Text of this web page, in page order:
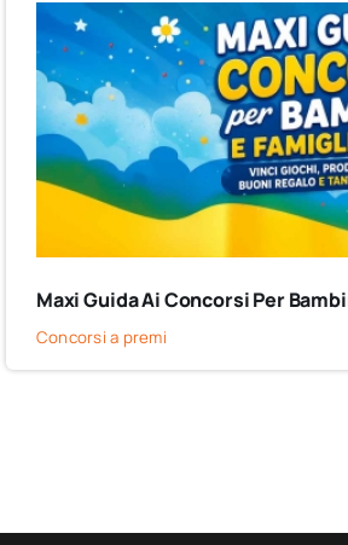
Maxi Guida Ai Concorsi Per
Concorsi a premi